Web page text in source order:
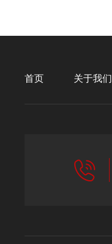
首页 关于我们